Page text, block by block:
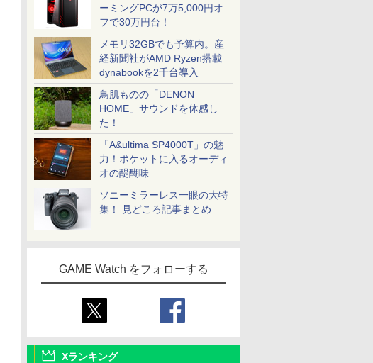
ーミングPCが7万5,000円オ
フで30万円台！
メモリ32GBでも予算内。産
経新聞社がAMD Ryzen搭載
dynabookを2千台導入
鳥肌ものの「DENON
HOME」サウンドを体感し
た！
「A&ultima SP4000T」の魅
力！ポケットに入るオーディ
オの醍醐味
ソニーミラーレス一眼の大特
集！ 見どころ記事まとめ
GAME Watch をフォローする
Xランキング